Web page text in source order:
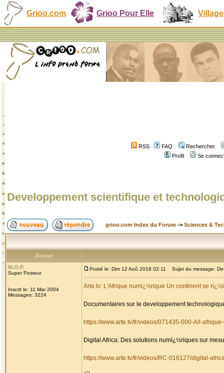
Grioo.com Grioo Pour Elle Village
RSS FAQ
Rechercher
Profil
Se
Developpement scientifique et
grioo.com Index du Forum -> Sciences &
Auteur
M.O.P.
Super Posteur
Inscrit le: 11 Mar 2004
Messages: 3224
Posté le: Dim 12 Aoû 2018 02:11 Sujet du message:
Arte.tv: L'Afrique numï¿½rique Un continent se
Documentaires sur le developpement
https://www.arte.tv/fr/videos/071435-000-A/l-
Digital Africa: Des solutions numï¿½riques sur
https://www.arte.tv/fr/videos/RC-016127/digital-